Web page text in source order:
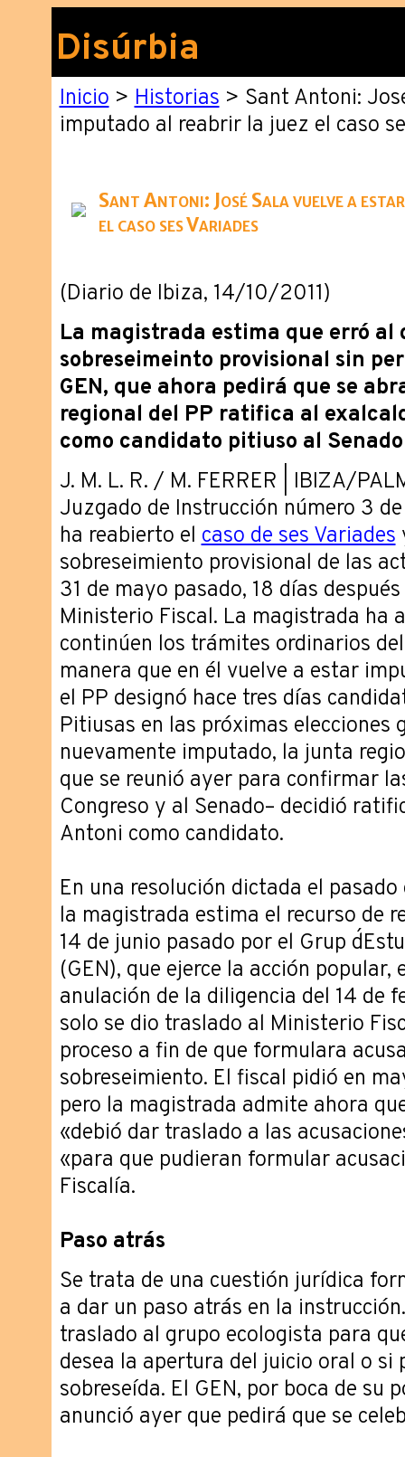
Disúrbia
Inicio>Historias> Sant Antoni:
imputado al reabrir la juez el caso
Sant Antoni: José Sala vuelve a
el caso ses Variades
(Diario de Ibiza, 14/10/2011)
La magistrada estima que erró al
sobreseimeinto provisional sin
GEN, que ahora pedirá que se
regional del PP ratifica al
como candidato pitiuso al Senado
J. M. L. R. / M. FERRER | IBIZA/
Juzgado de Instrucción número 3
ha reabierto elcaso de ses Variades
sobreseimiento provisional de las
31 de mayo pasado, 18 días
Ministerio Fiscal. La magistrada ha
continúen los trámites ordinarios
manera que en él vuelve a estar
el PP designó hace tres días
Pitiusas en las próximas elecciones
nuevamente imputado, la junta
que se reunió ayer para confirmar
Congreso y al Senado– decidió
Antoni como candidato.
En una resolución dictada el
la magistrada estima el recurso de
14 de junio pasado por el Grup
(GEN), que ejerce la acción popular,
anulación de la diligencia del 14 de
solo se dio traslado al Ministerio
proceso a fin de que formulara
sobreseimiento. El fiscal pidió en
pero la magistrada admite ahora
«debió dar traslado a las
«para que pudieran formular
Fiscalía.
Paso atrás
Se trata de una cuestión jurídica
a dar un paso atrás en la
traslado al grupo ecologista para
desea la apertura del juicio oral o si
sobreseída. El GEN, por boca de su
anunció ayer que pedirá que se